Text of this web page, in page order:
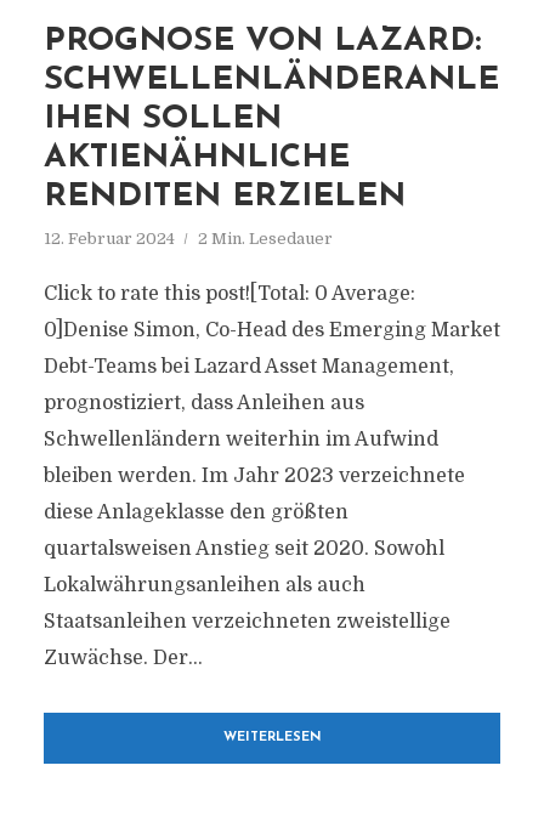
PROGNOSE VON LAZARD:
SCHWELLENLÄNDERANLE
IHEN SOLLEN
AKTIENÄHNLICHE
RENDITEN ERZIELEN
12. Februar 2024 2 Min. Lesedauer
Click to rate this post![Total: 0 Average:
0]Denise Simon, Co-Head des Emerging Market
Debt-Teams bei Lazard Asset Management,
prognostiziert, dass Anleihen aus
Schwellenländern weiterhin im Aufwind
bleiben werden. Im Jahr 2023 verzeichnete
diese Anlageklasse den größten
quartalsweisen Anstieg seit 2020. Sowohl
Lokalwährungsanleihen als auch
Staatsanleihen verzeichneten zweistellige
Zuwächse. Der...
WEITERLESEN